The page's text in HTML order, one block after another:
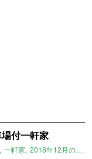
付一軒家
一軒家 2018年12月のおすすめ